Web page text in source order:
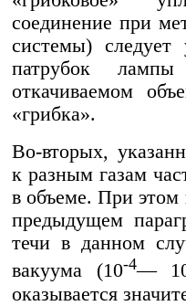
соединение при
системы)
патрубок лампы
откачиваемом
«грибка».
Во-вторых,
к разным газам
в объеме. При этом
предыдущем
течи в данном
вакуума (10-4—
оказывается